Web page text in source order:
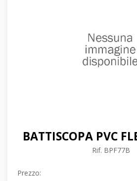
BATTISCOPA PVC
Rif. BPF77B
Prezzo: